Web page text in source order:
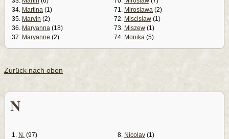
34. Martina (1)
35. Marvin (2)
36. Maryanna (18)
37. Maryanne (2)
71. Miroslawa (2)
72. Miscislaw (1)
73. Miszew (1)
74. Monika (5)
Zurück nach oben
N
1. N. (97)
8. Nicolav (1)